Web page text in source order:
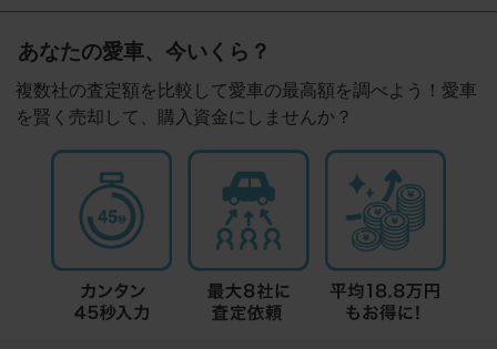
あなたの愛車、今いくら？
複数社の査定額を比較して愛車の最高額を調べよう！愛車
を賢く売却して、購入資金にしませんか？